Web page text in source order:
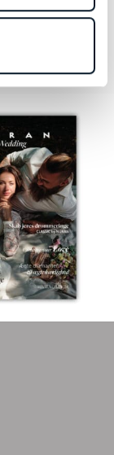
ændringer.